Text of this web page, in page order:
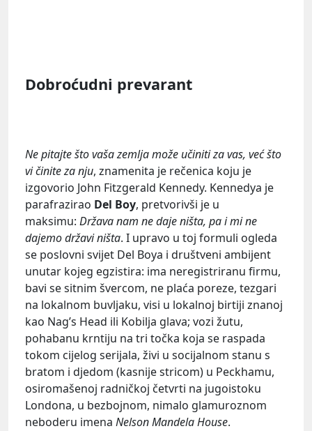
Dobroćudni prevarant
Ne pitajte što vaša zemlja može učiniti za vas, već što
vi činite za nju, znamenita je rečenica koju je
izgovorio John Fitzgerald Kennedy. Kennedya je
parafrazirao Del Boy, pretvorivši je u
maksimu: Država nam ne daje ništa, pa i mi ne
dajemo državi ništa. I upravo u toj formuli ogleda
se poslovni svijet Del Boya i društveni ambijent
unutar kojeg egzistira: ima neregistriranu firmu,
bavi se sitnim švercom, ne plaća poreze, tezgari
na lokalnom buvljaku, visi u lokalnoj birtiji znanoj
kao Nag’s Head ili Kobilja glava; vozi žutu,
pohabanu krntiju na tri točka koja se raspada
tokom cijelog serijala, živi u socijalnom stanu s
bratom i djedom (kasnije stricom) u Peckhamu,
osiromašenoj radničkoj četvrti na jugoistoku
Londona, u bezbojnom, nimalo glamuroznom
neboderu imena Nelson Mandela House.